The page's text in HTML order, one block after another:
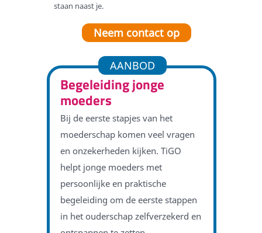
staan naast je.
Neem contact op
AANBOD
Begeleiding jonge
moeders
Bij de eerste stapjes van het
moederschap komen veel vragen
en onzekerheden kijken. TiGO
helpt jonge moeders met
persoonlijke en praktische
begeleiding om de eerste stappen
in het ouderschap zelfverzekerd en